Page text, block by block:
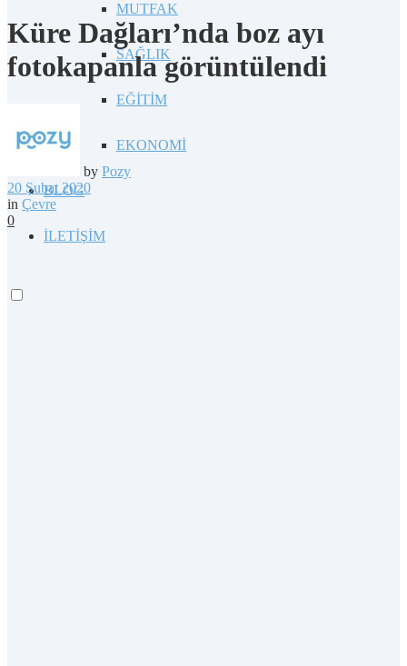
MUTFAK
SAĞLIK
EĞİTİM
EKONOMİ
BLOG
İLETİŞİM
Küre Dağları’nda boz ayı
fotokapanla görüntülendi
by Pozy
20 Şubat 2020
in Çevre
0